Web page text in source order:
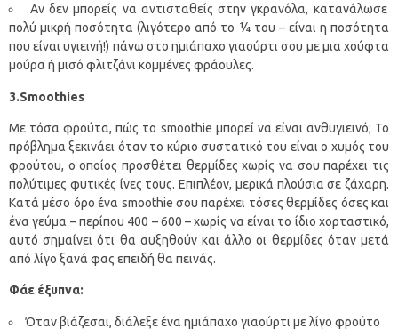
Αν δεν μπορείς να αντισταθείς στην γκρανόλα, κατανάλωσε
πολύ μικρή ποσότητα (λιγότερο από το ¼ του – είναι η ποσότητα
που είναι υγιεινή!) πάνω στο ημιάπαχο γιαούρτι σου με μια χούφτα
μούρα ή μισό φλιτζάνι κομμένες φράουλες.
3.Smoothies
Με τόσα φρούτα, πώς το smoothie μπορεί να είναι ανθυγιεινό; Το
πρόβλημα ξεκινάει όταν το κύριο συστατικό του είναι ο χυμός του
φρούτου, ο οποίος προσθέτει θερμίδες χωρίς να σου παρέχει τις
πολύτιμες φυτικές ίνες τους. Επιπλέον, μερικά πλούσια σε ζάχαρη.
Κατά μέσο όρο ένα smoothie σου παρέχει τόσες θερμίδες όσες και
ένα γεύμα – περίπου 400 – 600 – χωρίς να είναι το ίδιο χορταστικό,
αυτό σημαίνει ότι θα αυξηθούν και άλλο οι θερμίδες όταν μετά
από λίγο ξανά φας επειδή θα πεινάς.
Φάε έξυπνα:
Όταν βιάζεσαι, διάλεξε ένα ημιάπαχο γιαούρτι με λίγο φρούτο